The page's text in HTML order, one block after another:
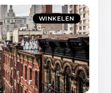
WINKELEN